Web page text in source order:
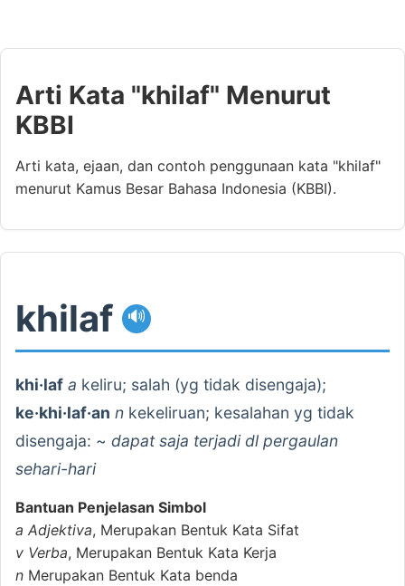
Arti Kata "khilaf" Menurut
KBBI
Arti kata, ejaan, dan contoh penggunaan kata "khilaf"
menurut Kamus Besar Bahasa Indonesia (KBBI).
khilaf 🔊
khi·laf a keliru; salah (yg tidak disengaja);
ke·khi·laf·an n kekeliruan; kesalahan yg tidak
disengaja: ~ dapat saja terjadi dl pergaulan
sehari-hari
Bantuan Penjelasan Simbol
a Adjektiva, Merupakan Bentuk Kata Sifat
v Verba, Merupakan Bentuk Kata Kerja
n Merupakan Bentuk Kata benda